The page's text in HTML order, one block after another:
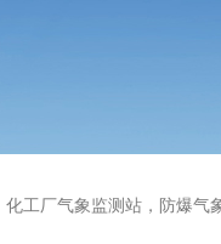
化工厂气象监测站，防爆气象